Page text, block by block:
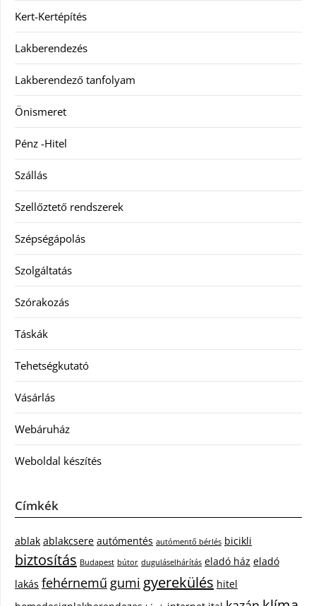
Kert-Kertépítés
Lakberendezés
Lakberendező tanfolyam
Önismeret
Pénz -Hitel
Szállás
Szellőztető rendszerek
Szépségápolás
Szolgáltatás
Szórakozás
Táskák
Tehetségkutató
Vásárlás
Webáruház
Weboldal készítés
Címkék
ablak ablakcsere autómentés autómentő bérlés bicikli
biztosítás Budapest bútor duguláselhárítás eladó ház eladó
lakás fehérnemű gumi gyerekülés hitel